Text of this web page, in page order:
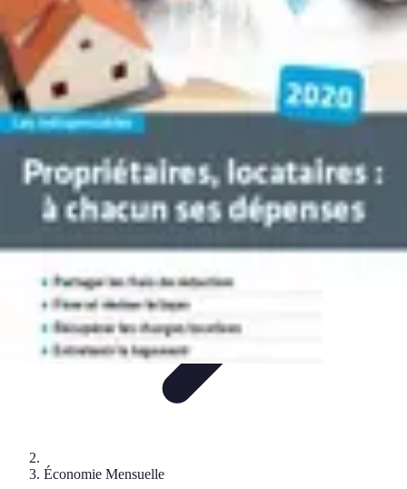
Astuces Pour Économiser
Économies QuotidiennesÉnergie
Alimentation
et Cuisine Voyages
Astuces Pour Économiser
Économie Mensuelle